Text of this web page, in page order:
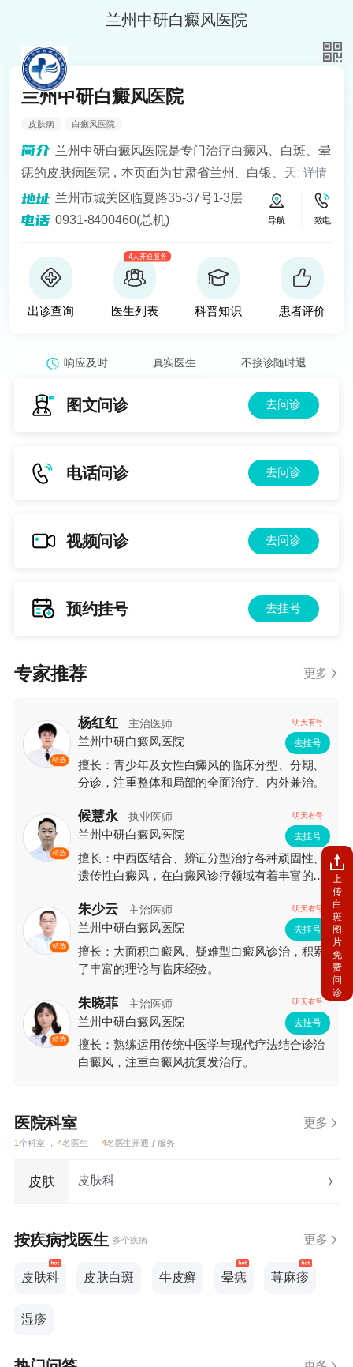
兰州中研白癜风医院
兰州中研白癜风医院
皮肤病 白癜风医院
兰州中研白癜风医院是专门治疗白癜风、白斑、晕
痣的皮肤病医院，本页面为甘肃省兰州、白银、天水、
定西、平凉、宁夏银川、青海西宁等地区患者提供白癜
风知识解答、预约挂号问诊服务。医院开设24小时在线
建立以病人为中心的诚信、理解、和谐的就医环境。
详情
兰州市城关区临夏路35-37号1-3层
0931-8400460(总机)
导航 致电
出诊查询
4人开通服务
医生列表 科普知识 患者评价
响应及时 真实医生 不接诊随时退
图文问诊 去问诊
电话问诊 去问诊
视频问诊 去问诊
预约挂号 去挂号
专家推荐 更多
精选
杨红红 主治医师
兰州中研白癜风医院
明天有号
去挂号
擅长：青少年及女性白癜风的临床分型、分期、
分诊，注重整体和局部的全面治疗、内外兼治。
精选
候慧永 执业医师
兰州中研白癜风医院
明天有号
去挂号
擅长：中西医结合、辨证分型治疗各种顽固性、
遗传性白癜风，在白癜风诊疗领域有着丰富的临
精选
朱少云 主治医师
兰州中研白癜风医院
明天有号
去挂号
擅长：大面积白癜风、疑难型白癜风诊治，积累
了丰富的理论与临床经验。
精选
朱晓菲 主治医师
兰州中研白癜风医院
明天有号
去挂号
擅长：熟练运用传统中医学与现代疗法结合诊治
白癜风，注重白癜风抗复发治疗。
医院科室 更多
1 个科室 ，4名医生 ， 4名医生开通了服务
皮肤 皮肤科
按疾病找医生 多个疾病 更多
皮肤科 皮肤白斑 牛皮癣 晕痣 荨麻疹
湿疹
上
传
白
斑
图
片
免
费
问
诊